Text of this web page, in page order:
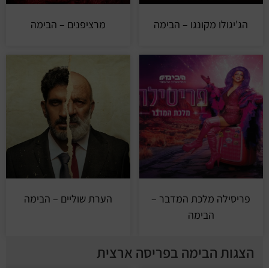
הג'יגולו מקונגו – הבימה מרציפנים – הבימה
פריסילה מלכת המדבר –
הבימה
הערת שוליים – הבימה
הצגות הבימה בפריסה ארצית